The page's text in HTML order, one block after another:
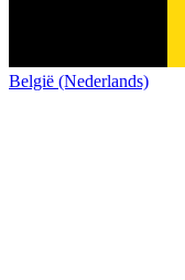
België (Nederlands)